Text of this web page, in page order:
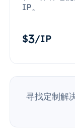
IP。
$3/IP
寻找定制解